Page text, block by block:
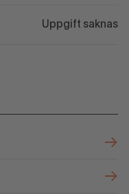
Uppgift saknas